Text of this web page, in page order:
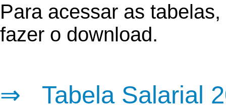
Para acessar as
fazer o download.
⇒ Tabela Salarial